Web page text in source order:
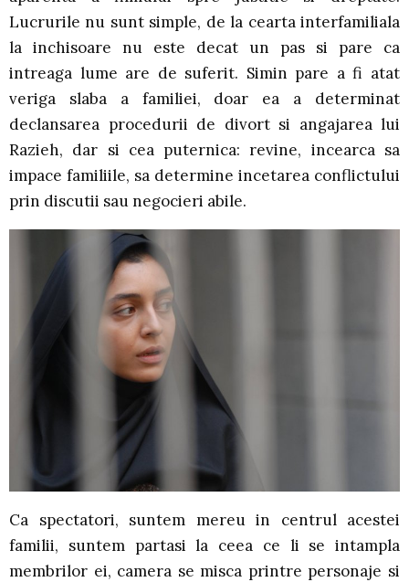
Lucrurile nu sunt simple, de la cearta interfamiliala
la inchisoare nu este decat un pas si pare ca
intreaga lume are de suferit. Simin pare a fi atat
veriga slaba a familiei, doar ea a determinat
declansarea procedurii de divort si angajarea lui
Razieh, dar si cea puternica: revine, incearca sa
impace familiile, sa determine incetarea conflictului
prin discutii sau negocieri abile.
Ca spectatori, suntem mereu in centrul acestei
familii, suntem partasi la ceea ce li se intampla
membrilor ei, camera se misca printre personaje si